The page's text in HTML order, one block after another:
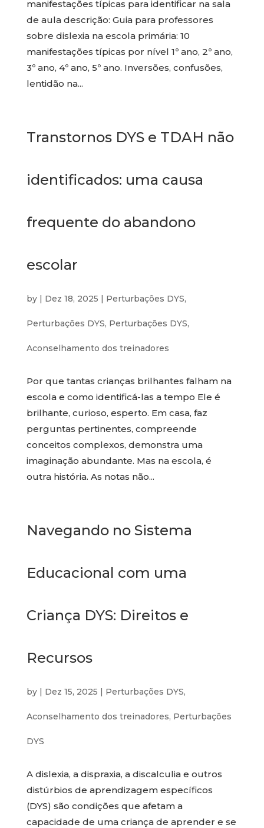
manifestações típicas para identificar na sala
de aula descrição: Guia para professores
sobre dislexia na escola primária: 10
manifestações típicas por nível 1º ano, 2º ano,
3º ano, 4º ano, 5º ano. Inversões, confusões,
lentidão na...
Transtornos DYS e TDAH não
identificados: uma causa
frequente do abandono
escolar
by | Dez 18, 2025 | Perturbações DYS,
Perturbações DYS, Perturbações DYS,
Aconselhamento dos treinadores
Por que tantas crianças brilhantes falham na
escola e como identificá-las a tempo Ele é
brilhante, curioso, esperto. Em casa, faz
perguntas pertinentes, compreende
conceitos complexos, demonstra uma
imaginação abundante. Mas na escola, é
outra história. As notas não...
Navegando no Sistema
Educacional com uma
Criança DYS: Direitos e
Recursos
by | Dez 15, 2025 | Perturbações DYS,
Aconselhamento dos treinadores, Perturbações
DYS
A dislexia, a dispraxia, a discalculia e outros
distúrbios de aprendizagem específicos
(DYS) são condições que afetam a
capacidade de uma criança de aprender e se